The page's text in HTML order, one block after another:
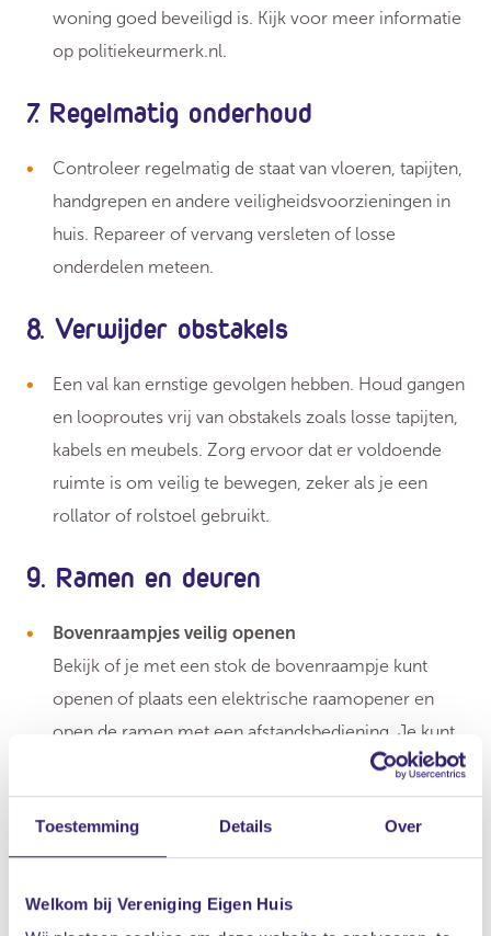
Toestemming Details Over
Welkom bij Vereniging Eigen Huis
woning goed beveiligd is. Kijk voor meer informatie
op politiekeurmerk.nl.
7. Regelmatig onderhoud
Controleer regelmatig de staat van vloeren, tapijten,
handgrepen en andere veiligheidsvoorzieningen in
huis. Repareer of vervang versleten of losse
onderdelen meteen.
8. Verwijder obstakels
Een val kan ernstige gevolgen hebben. Houd gangen
en looproutes vrij van obstakels zoals losse tapijten,
kabels en meubels. Zorg ervoor dat er voldoende
ruimte is om veilig te bewegen, zeker als je een
rollator of rolstoel gebruikt.
9. Ramen en deuren
Bovenraampjes veilig openen
Bekijk of je met een stok de bovenraampje kunt
openen of plaats een elektrische raamopener en
open de ramen met een afstandsbediening. Je kunt
ventilatieroosters.
plak er stickers of plastic stroken op.